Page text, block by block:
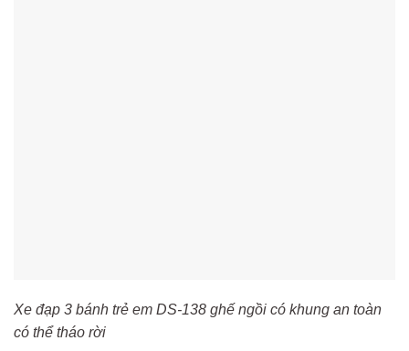
Xe đạp 3 bánh trẻ em DS-138 ghế ngồi có khung an toàn
có thể tháo rời